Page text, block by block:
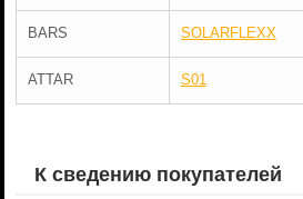
BARS SOLARFLEXX
ATTAR S01
К сведению покупателей